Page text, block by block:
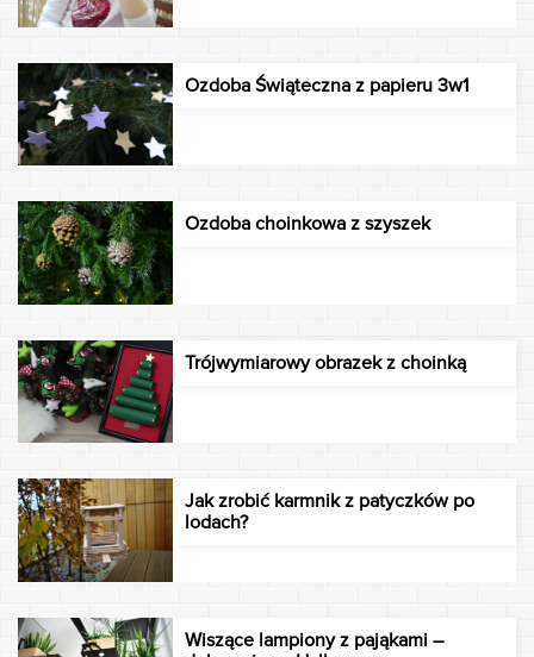
Ozdoba Świąteczna z papieru 3w1
Ozdoba choinkowa z szyszek
Trójwymiarowy obrazek z choinką
Jak zrobić karmnik z patyczków po
lodach?
Wiszące lampiony z pająkami –